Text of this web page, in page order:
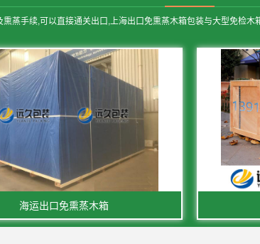
蒸手续,可以直接通关出口,上海出口免熏蒸木箱包装与大型免检
海运出口免熏蒸木箱